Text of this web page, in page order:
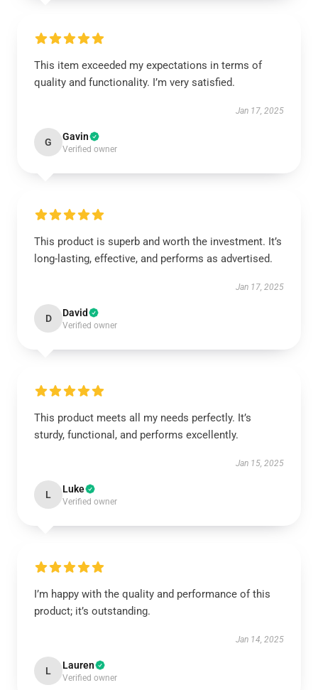
This item exceeded my expectations in terms of
quality and functionality. I’m very satisfied.
Jan 17, 2025
G Gavin
Verified owner
This product is superb and worth the investment. It’s
long-lasting, effective, and performs as advertised.
Jan 17, 2025
D David
Verified owner
This product meets all my needs perfectly. It’s
sturdy, functional, and performs excellently.
Jan 15, 2025
L Luke
Verified owner
I’m happy with the quality and performance of this
product; it’s outstanding.
Jan 14, 2025
L Lauren
Verified owner